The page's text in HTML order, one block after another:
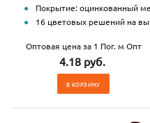
Покрытие: оцинкованный
16 цветовых решений на
Оптовая цена за 1 Пог. м Опт
4.18 руб.
В КОРЗИНУ